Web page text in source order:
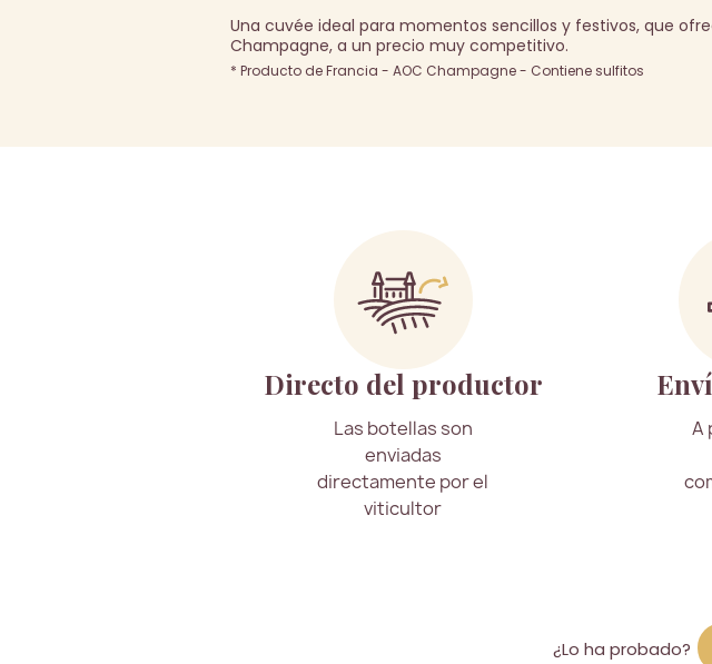
Una cuvée ideal para momentos sencillos y festivos, que
Champagne, a un precio muy competitivo.
* Producto de Francia - AOC Champagne - Contiene sulfitos
Directo del productor
Las botellas son
enviadas
directamente por el
viticultor
A
¿Lo ha probado?